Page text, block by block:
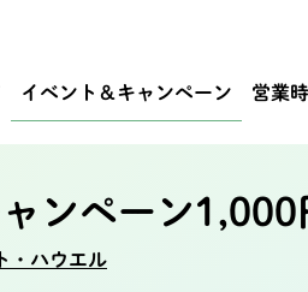
イベント ＆キャンペーン 営業
ンペーン1,000
・ハウエル